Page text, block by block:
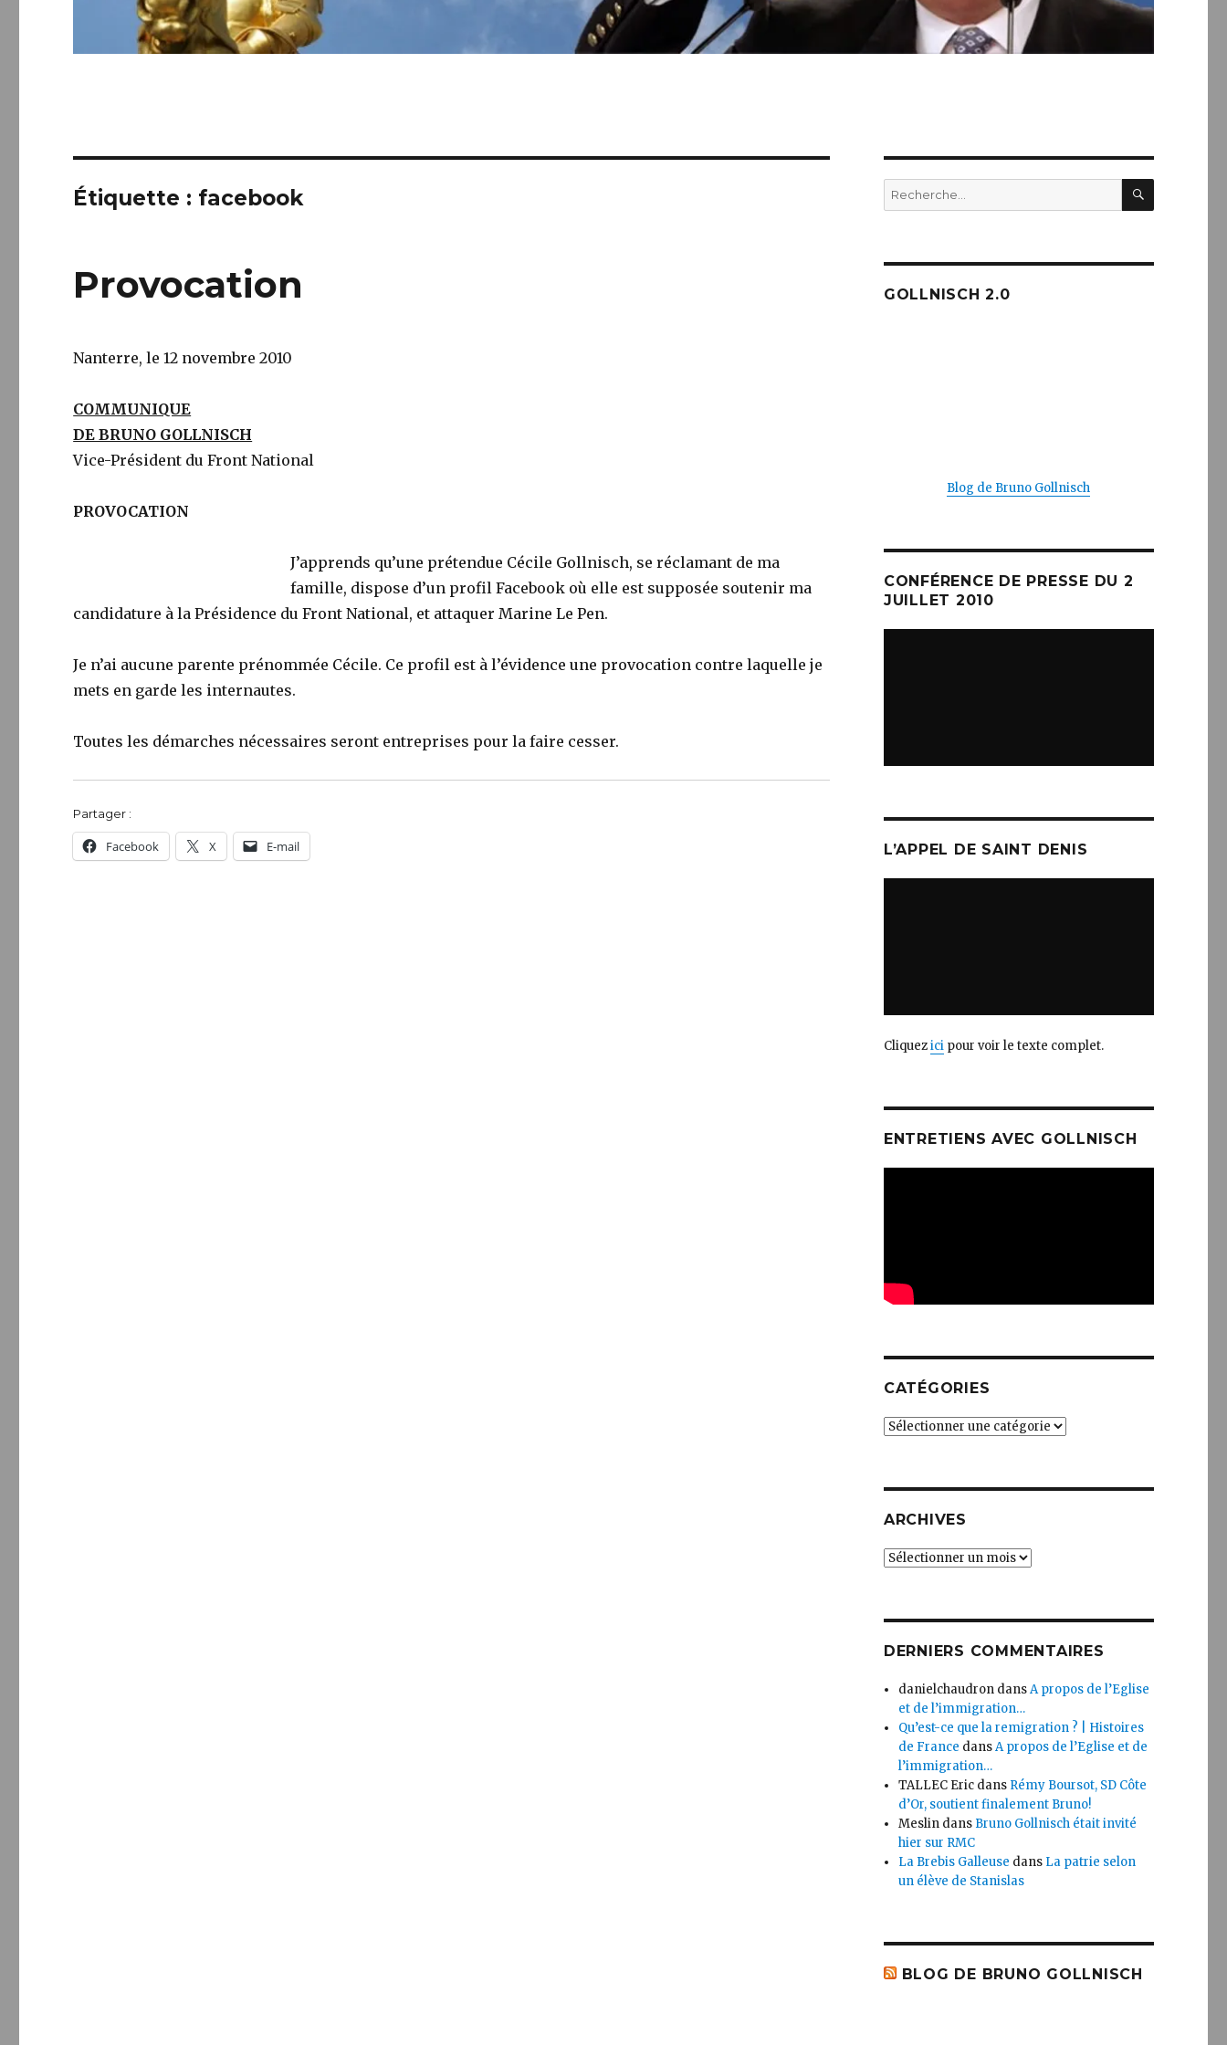
Étiquette : facebook
Provocation
Nanterre, le 12 novembre 2010
COMMUNIQUE
DE BRUNO GOLLNISCH
Vice-Président du Front National
PROVOCATION
J’apprends qu’une prétendue Cécile Gollnisch, se réclamant de ma
famille, dispose d’un profil Facebook où elle est supposée soutenir ma
candidature à la Présidence du Front National, et attaquer Marine Le Pen.
Je n’ai aucune parente prénommée Cécile. Ce profil est à l’évidence une provocation contre laquelle je
mets en garde les internautes.
Toutes les démarches nécessaires seront entreprises pour la faire cesser.
Partager :
Facebook X E-mail
Recherche
pour :
GOLLNISCH 2.0
Blog de Bruno Gollnisch
CONFÉRENCE DE PRESSE DU 2
JUILLET 2010
L’APPEL DE SAINT DENIS
Cliquezicipour voir le texte complet.
ENTRETIENS AVEC GOLLNISCH
CATÉGORIES
Catégories
ARCHIVES
Archives
DERNIERS COMMENTAIRES
danielchaudron dansA propos de l’Eglise
et de l’immigration…
Qu’est-ce que la remigration ? | Histoires
de France dansA propos de l’Eglise et de
l’immigration…
TALLEC Eric dans Rémy Boursot, SD Côte
d’Or, soutient finalement Bruno!
Meslin dans Bruno Gollnisch était invité
hier sur RMC
La Brebis Galleuse dans La patrie selon
un élève de Stanislas
BLOG DE BRUNO GOLLNISCH